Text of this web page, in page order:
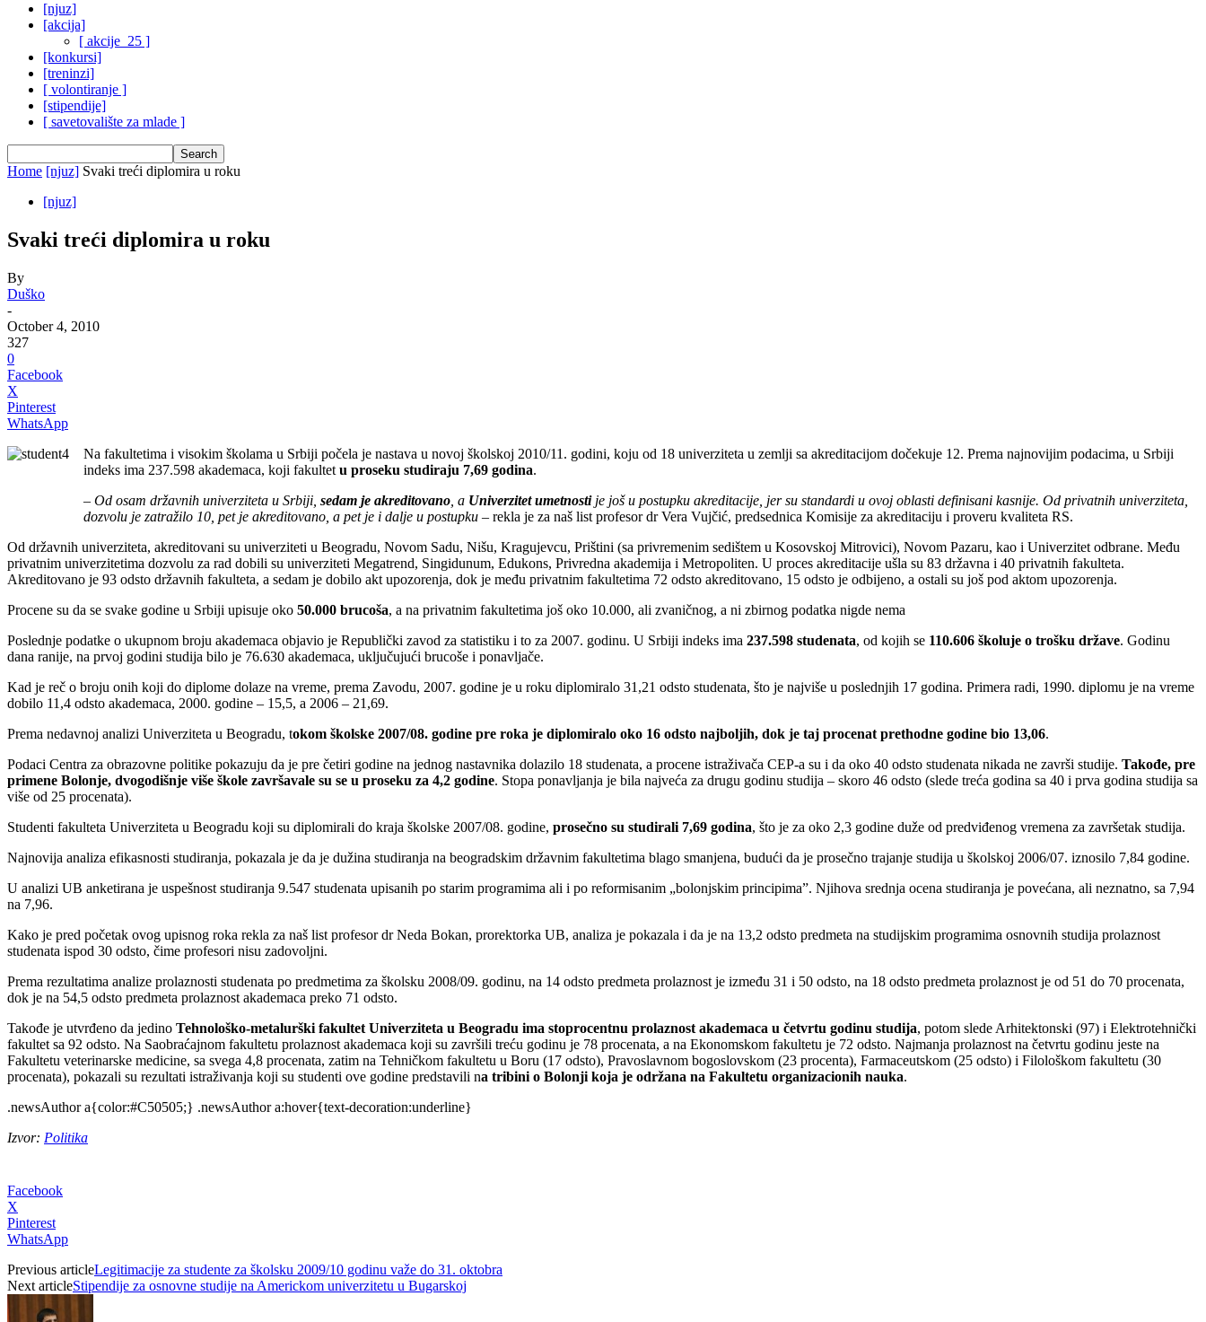
[njuz]
[akcija]
[ akcije_25 ]
[konkursi]
[treninzi]
[ volontiranje ]
[stipendije]
[ savetovalište za mlade ]
Home [njuz] Svaki treći diplomira u roku
[njuz]
Svaki treći diplomira u roku
By
Duško
-
October 4, 2010
327
0
Facebook
X
Pinterest
WhatsApp
Na fakultetima i visokim školama u Srbiji počela je nastava u novoj školskoj 2010/11. godini, koju od 18 univerziteta u zemlji sa akreditacijom dočekuje 12. Prema najnovijim podacima, u Srbiji
indeks ima 237.598 akademaca, koji fakultet u proseku studiraju 7,69 godina.
– Od osam državnih univerziteta u Srbiji, sedam je akreditovano , a Univerzitet umetnostije još u postupku akreditacije, jer su standardi u ovoj oblasti definisani kasnije. Od privatnih univerziteta,
dozvolu je zatražilo 10, pet je akreditovano, a pet je i dalje u postupku – rekla je za naš list profesor dr Vera Vujčić, predsednica Komisije za akreditaciju i proveru kvaliteta RS.
Od državnih univerziteta, akreditovani su univerziteti u Beogradu, Novom Sadu, Nišu, Kragujevcu, Prištini (sa privremenim sedištem u Kosovskoj Mitrovici), Novom Pazaru, kao i Univerzitet odbrane. Među
privatnim univerzitetima dozvolu za rad dobili su univerziteti Megatrend, Singidunum, Edukons, Privredna akademija i Metropoliten. U proces akreditacije ušla su 83 državna i 40 privatnih fakulteta.
Akreditovano je 93 odsto državnih fakulteta, a sedam je dobilo akt upozorenja, dok je među privatnim fakultetima 72 odsto akreditovano, 15 odsto je odbijeno, a ostali su još pod aktom upozorenja.
Procene su da se svake godine u Srbiji upisuje oko 50.000 brucoša, a na privatnim fakultetima još oko 10.000, ali zvaničnog, a ni zbirnog podatka nigde nema
Poslednje podatke o ukupnom broju akademaca objavio je Republički zavod za statistiku i to za 2007. godinu. U Srbiji indeks ima 237.598 studenata, od kojih se 110.606 školuje o trošku države. Godinu
dana ranije, na prvoj godini studija bilo je 76.630 akademaca, uključujući brucoše i ponavljače.
Kad je reč o broju onih koji do diplome dolaze na vreme, prema Zavodu, 2007. godine je u roku diplomiralo 31,21 odsto studenata, što je najviše u poslednjih 17 godina. Primera radi, 1990. diplomu je na vreme
dobilo 11,4 odsto akademaca, 2000. godine – 15,5, a 2006 – 21,69.
Prema nedavnoj analizi Univerziteta u Beogradu, tokom školske 2007/08. godine pre roka je diplomiralo oko 16 odsto najboljih, dok je taj procenat prethodne godine bio 13,06.
Podaci Centra za obrazovne politike pokazuju da je pre četiri godine na jednog nastavnika dolazilo 18 studenata, a procene istraživača CEP-a su i da oko 40 odsto studenata nikada ne završi studije. Takođe, pre
primene Bolonje, dvogodišnje više škole završavale su se u proseku za 4,2 godine. Stopa ponavljanja je bila najveća za drugu godinu studija – skoro 46 odsto (slede treća godina sa 40 i prva godina studija sa
više od 25 procenata).
Studenti fakulteta Univerziteta u Beogradu koji su diplomirali do kraja školske 2007/08. godine, prosečno su studirali 7,69 godina, što je za oko 2,3 godine duže od predviđenog vremena za završetak studija.
Najnovija analiza efikasnosti studiranja, pokazala je da je dužina studiranja na beogradskim državnim fakultetima blago smanjena, budući da je prosečno trajanje studija u školskoj 2006/07. iznosilo 7,84 godine.
U analizi UB anketirana je uspešnost studiranja 9.547 studenata upisanih po starim programima ali i po reformisanim „bolonjskim principima”. Njihova srednja ocena studiranja je povećana, ali neznatno, sa 7,94
na 7,96.
Kako je pred početak ovog upisnog roka rekla za naš list profesor dr Neda Bokan, prorektorka UB, analiza je pokazala i da je na 13,2 odsto predmeta na studijskim programima osnovnih studija prolaznost
studenata ispod 30 odsto, čime profesori nisu zadovoljni.
Prema rezultatima analize prolaznosti studenata po predmetima za školsku 2008/09. godinu, na 14 odsto predmeta prolaznost je između 31 i 50 odsto, na 18 odsto predmeta prolaznost je od 51 do 70 procenata,
dok je na 54,5 odsto predmeta prolaznost akademaca preko 71 odsto.
Takođe je utvrđeno da jedino Tehnološko-metalurški fakultet Univerziteta u Beogradu ima stoprocentnu prolaznost akademaca u četvrtu godinu studija, potom slede Arhitektonski (97) i Elektrotehnički
fakultet sa 92 odsto. Na Saobraćajnom fakultetu prolaznost akademaca koji su završili treću godinu je 78 procenata, a na Ekonomskom fakultetu je 72 odsto. Najmanja prolaznost na četvrtu godinu jeste na
Fakultetu veterinarske medicine, sa svega 4,8 procenata, zatim na Tehničkom fakultetu u Boru (17 odsto), Pravoslavnom bogoslovskom (23 procenta), Farmaceutskom (25 odsto) i Filološkom fakultetu (30
procenata), pokazali su rezultati istraživanja koji su studenti ove godine predstavili na tribini o Bolonji koja je održana na Fakultetu organizacionih nauka.
.newsAuthor a{color:#C50505;} .newsAuthor a:hover{text-decoration:underline}
Izvor: Politika
Facebook
X
Pinterest
WhatsApp
Previous articleLegitimacije za studente za školsku 2009/10 godinu važe do 31. oktobra
Next articleStipendije za osnovne studije na Americkom univerzitetu u Bugarskoj